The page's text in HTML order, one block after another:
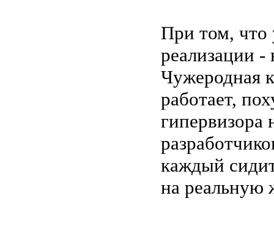
При том, что
реализации -
Чужеродная
работает,
гипервизора
каждый
на реальную